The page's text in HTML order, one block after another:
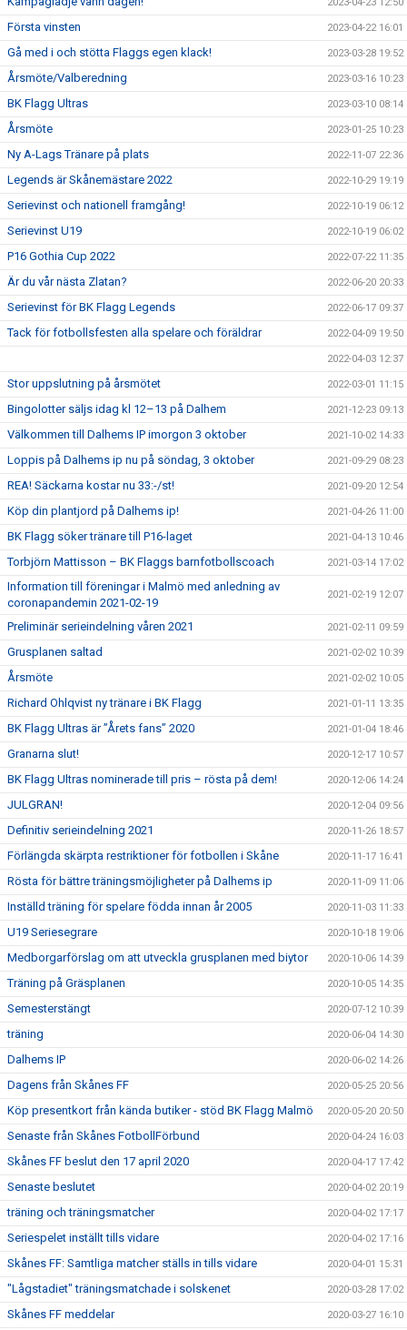
Första vinsten 2023-04-22 16:01
Gå med i och stötta Flaggs egen klack! 2023-03-28 19:52
Årsmöte/Valberedning 2023-03-16 10:23
BK Flagg Ultras 2023-03-10 08:14
Årsmöte 2023-01-25 10:23
Ny A-Lags Tränare på plats 2022-11-07 22:36
Legends är Skånemästare 2022 2022-10-29 19:19
Serievinst och nationell framgång! 2022-10-19 06:12
Serievinst U19 2022-10-19 06:02
P16 Gothia Cup 2022 2022-07-22 11:35
Är du vår nästa Zlatan? 2022-06-20 20:33
Serievinst för BK Flagg Legends 2022-06-17 09:37
Tack för fotbollsfesten alla spelare och föräldrar 2022-04-09 19:50
2022-04-03 12:37
Stor uppslutning på årsmötet 2022-03-01 11:15
Bingolotter säljs idag kl 12–13 på Dalhem 2021-12-23 09:13
Välkommen till Dalhems IP imorgon 3 oktober 2021-10-02 14:33
Loppis på Dalhems ip nu på söndag, 3 oktober 2021-09-29 08:23
REA! Säckarna kostar nu 33:-/st! 2021-09-20 12:54
Köp din plantjord på Dalhems ip! 2021-04-26 11:00
BK Flagg söker tränare till P16-laget 2021-04-13 10:46
Torbjörn Mattisson – BK Flaggs barnfotbollscoach 2021-03-14 17:02
Information till föreningar i Malmö med anledning av
coronapandemin 2021-02-19
2021-02-19 12:07
Preliminär serieindelning våren 2021 2021-02-11 09:59
Grusplanen saltad 2021-02-02 10:39
Årsmöte 2021-02-02 10:05
Richard Ohlqvist ny tränare i BK Flagg 2021-01-11 13:35
BK Flagg Ultras är ”Årets fans” 2020 2021-01-04 18:46
Granarna slut! 2020-12-17 10:57
BK Flagg Ultras nominerade till pris – rösta på dem! 2020-12-06 14:24
JULGRAN! 2020-12-04 09:56
Definitiv serieindelning 2021 2020-11-26 18:57
Förlängda skärpta restriktioner för fotbollen i Skåne 2020-11-17 16:41
Rösta för bättre träningsmöjligheter på Dalhems ip 2020-11-09 11:06
Inställd träning för spelare födda innan år 2005 2020-11-03 11:33
U19 Seriesegrare 2020-10-18 19:06
Medborgarförslag om att utveckla grusplanen med biytor 2020-10-06 14:39
Träning på Gräsplanen 2020-10-05 14:35
Semesterstängt 2020-07-12 10:39
träning 2020-06-04 14:30
Dalhems IP 2020-06-02 14:26
Dagens från Skånes FF 2020-05-25 20:56
Köp presentkort från kända butiker - stöd BK Flagg Malmö 2020-05-20 20:50
Senaste från Skånes FotbollFörbund 2020-04-24 16:03
Skånes FF beslut den 17 april 2020 2020-04-17 17:42
Senaste beslutet 2020-04-02 20:19
träning och träningsmatcher 2020-04-02 17:17
Seriespelet inställt tills vidare 2020-04-02 17:16
Skånes FF: Samtliga matcher ställs in tills vidare 2020-04-01 15:31
"Lågstadiet" träningsmatchade i solskenet 2020-03-28 17:02
Skånes FF meddelar 2020-03-27 16:10